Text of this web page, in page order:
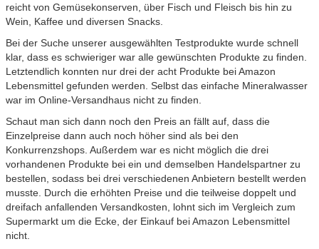
reicht von Gemüsekonserven, über Fisch und Fleisch bis hin zu
Wein, Kaffee und diversen Snacks.
Bei der Suche unserer ausgewählten Testprodukte wurde schnell
klar, dass es schwieriger war alle gewünschten Produkte zu finden.
Letztendlich konnten nur drei der acht Produkte bei Amazon
Lebensmittel gefunden werden. Selbst das einfache Mineralwasser
war im Online-Versandhaus nicht zu finden.
Schaut man sich dann noch den Preis an fällt auf, dass die
Einzelpreise dann auch noch höher sind als bei den
Konkurrenzshops. Außerdem war es nicht möglich die drei
vorhandenen Produkte bei ein und demselben Handelspartner zu
bestellen, sodass bei drei verschiedenen Anbietern bestellt werden
musste. Durch die erhöhten Preise und die teilweise doppelt und
dreifach anfallenden Versandkosten, lohnt sich im Vergleich zum
Supermarkt um die Ecke, der Einkauf bei Amazon Lebensmittel
nicht.